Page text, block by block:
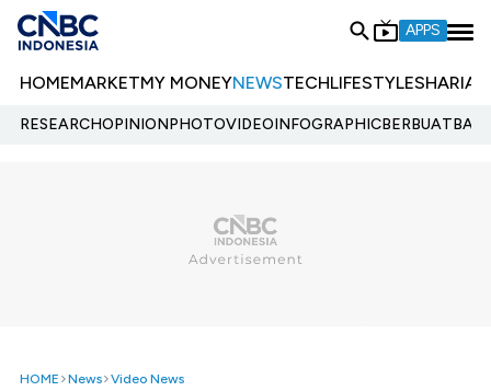
APPS
HOMEMARKETMY MONEYNEWSTECHLIFESTYLESHARIA
RESEARCHOPINIONPHOTOVIDEOINFOGRAPHIC
HOME News Video News